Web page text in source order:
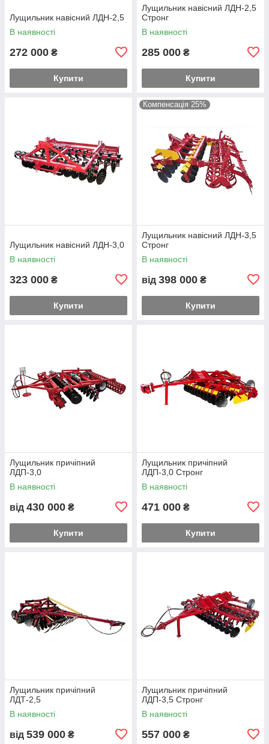
Лущильник навісний ЛДН-2,5
В наявності
272 000 ₴
Купити
Лущильник навісний ЛДН-2,5
Стронг
В наявності
285 000 ₴
Купити
Лущильник навісний ЛДН-3,0
В наявності
323 000 ₴
Купити
Компенсація 25%
Лущильник навісний ЛДН-3,5
Стронг
В наявності
від 398 000 ₴
Купити
Лущильник причіпний
ЛДП-3,0
В наявності
від 430 000 ₴
Купити
Лущильник причіпний
ЛДП-3,0 Стронг
В наявності
471 000 ₴
Купити
Лущильник причіпний
ЛДТ-2,5
В наявності
від 539 000 ₴
Лущильник причіпний
ЛДП-3,5 Стронг
В наявності
557 000 ₴